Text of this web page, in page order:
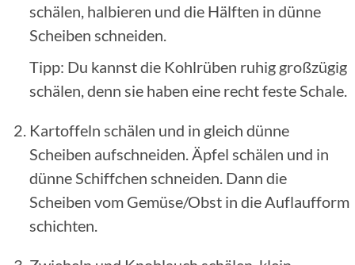
schälen, halbieren und die Hälften in dünne
Scheiben schneiden.
Tipp: Du kannst die Kohlrüben ruhig großzügig
schälen, denn sie haben eine recht feste Schale.
Kartoffeln schälen und in gleich dünne
Scheiben aufschneiden. Äpfel schälen und in
dünne Schiffchen schneiden. Dann die
Scheiben vom Gemüse/Obst in die Auflaufform
schichten.